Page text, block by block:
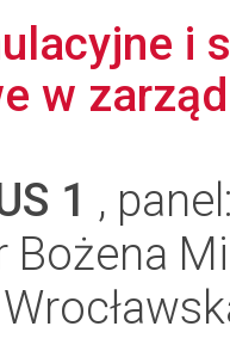
i
w
1 ,
Bożena